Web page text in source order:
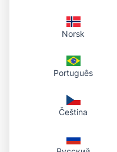
Norsk
Português
Čeština